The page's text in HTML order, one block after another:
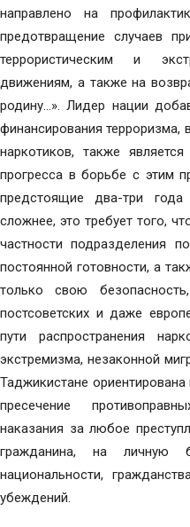
направлено на
предотвращение случаев
террористическим и
движениям, а также на
родину…». Лидер нации
финансирования терроризма,
наркотиков, также
прогресса в борьбе с этим
предстоящие два-три
сложнее, это требует того,
частности подразделения
постоянной готовности, а
только свою
постсоветских и даже
пути распространения
экстремизма, незаконной
Таджикистане
пресечение
наказания за любое
гражданина, на личную
национальности,
убеждений.